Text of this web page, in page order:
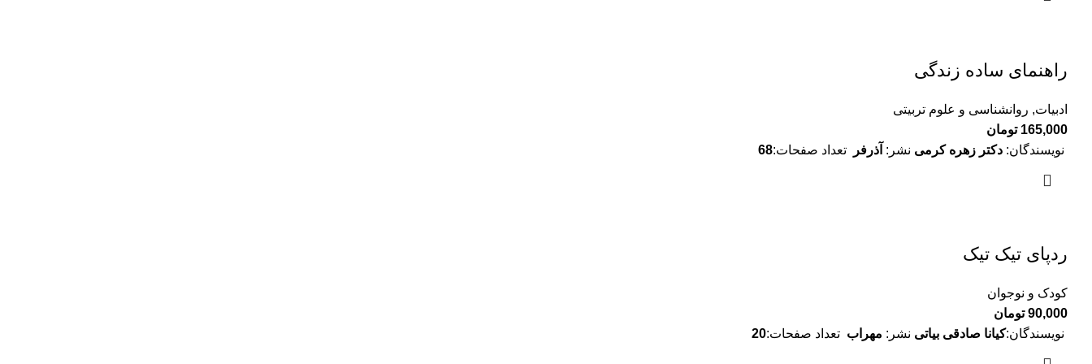
راهنمای ساده زندگی
ادبیات, روانشناسی و علوم تربیتی
165,000 تومان
نویسندگان: دکتر زهره کرمی نشر: آذرفر تعداد صفحات:68
ردپای تیک تیک
کودک و نوجوان
90,000 تومان
نویسندگان:کیانا صادقی بیاتی نشر: مهراب تعداد صفحات:20